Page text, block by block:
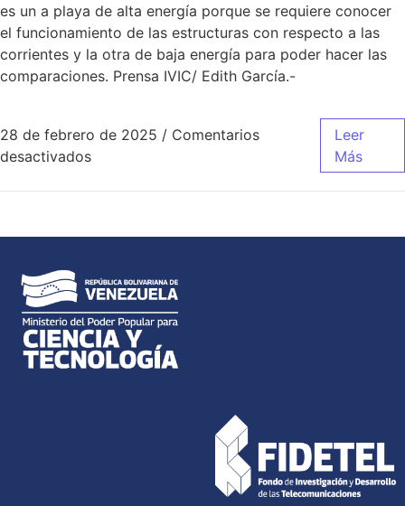
es un a playa de alta energía porque se requiere conocer
el funcionamiento de las estructuras con respecto a las
corrientes y la otra de baja energía para poder hacer las
comparaciones. Prensa IVIC/ Edith García.-
28 de febrero de 2025 / Comentarios
desactivados
Leer
Más